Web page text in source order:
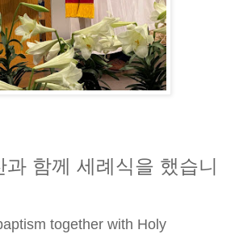
과 함께 세례식을 했습니
together with Holy